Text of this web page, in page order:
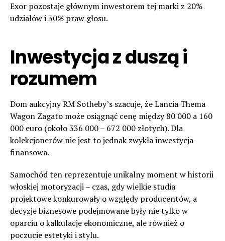
Exor pozostaje głównym inwestorem tej marki z 20%
udziałów i 30% praw głosu.
Inwestycja z duszą i
rozumem
Dom aukcyjny RM Sotheby’s szacuje, że Lancia Thema
Wagon Zagato może osiągnąć cenę między 80 000 a 160
000 euro (około 336 000 – 672 000 złotych). Dla
kolekcjonerów nie jest to jednak zwykła inwestycja
finansowa.
Samochód ten reprezentuje unikalny moment w historii
włoskiej motoryzacji – czas, gdy wielkie studia
projektowe konkurowały o względy producentów, a
decyzje biznesowe podejmowane były nie tylko w
oparciu o kalkulacje ekonomiczne, ale również o
poczucie estetyki i stylu.